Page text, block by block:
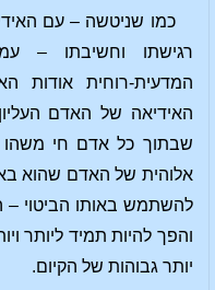
כמו שניטשה – עם
רגישתו וחשיבתו
המדעית-רוחית אודות
האידיאה של האדם
שבתוך כל אדם חי משהו
אלוהית של האדם שהוא
להשתמש באותו הביטוי
והפך להיות תמיד ליותר
יותר גבוהות של הקיום.